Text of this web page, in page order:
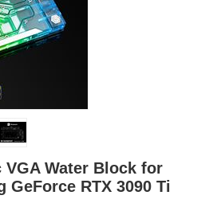
Water Block for
GeForce RTX 3090 Ti